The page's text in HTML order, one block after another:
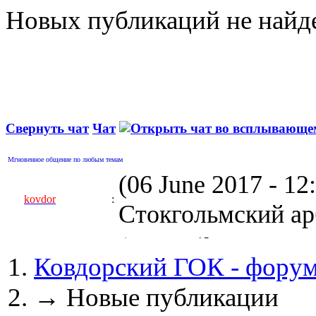
Новых публикаций не
Свернуть чат Чат
Мгновенное общение по любым темам
kovdor :
(06 June 2017 -
Стокгольмский
kovdor
(05 April 2017 -
пустили
(04 March 2017 -
Ковдорский ГОК -
→ Новые публикации